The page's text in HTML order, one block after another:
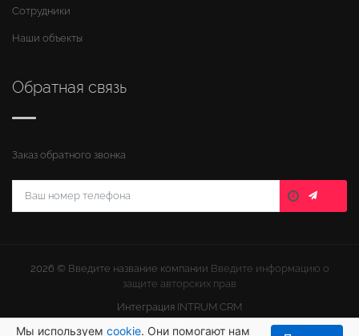
Мы используем cookie. Они помогают нам
Сотрудники
Наши объекты
Обратная связь
Заказ обратного звонка
2026 © Введите название компании Введите информацию о
защите авторских прав
Интеграция INTRUM CRM